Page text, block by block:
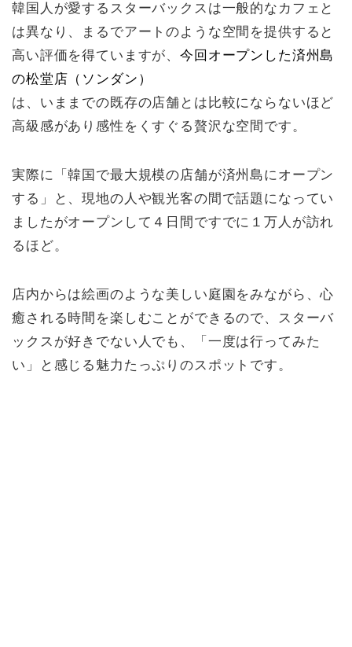
韓国人が愛するスターバックスは一般的なカフェと
は異なり、まるでアートのような空間を提供すると
高い評価を得ていますが、今回オープンした済州島
の松堂店 （ソンダン）
は、いままでの既存の店舗とは比較にならないほど
高級感があり感性をくすぐる贅沢な空間です。
実際に「韓国で最大規模の店舗が済州島にオープン
する」と、現地の人や観光客の間で話題になってい
ましたがオープンして４日間ですでに１万人が訪れ
るほど。
店内からは絵画のような美しい庭園をみながら、心
癒される時間を楽しむことができるので、スターバ
ックスが好きでない人でも、「一度は行ってみた
い」と感じる魅力たっぷりのスポットです。